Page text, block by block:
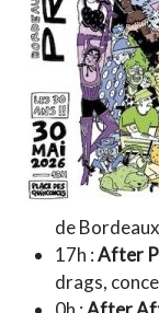
de Bordeaux
17h :After
drags,